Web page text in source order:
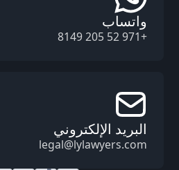
واتساب
+971 52 205 8149
البريد الإلكتروني
legal@lylawyers.com